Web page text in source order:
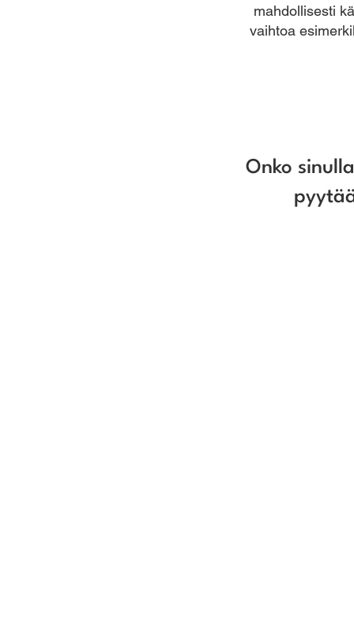
mahdollisesti
vaihtoa
Onko